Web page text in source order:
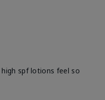
spf lotions feel so